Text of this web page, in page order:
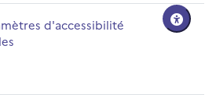
d'accessibilité